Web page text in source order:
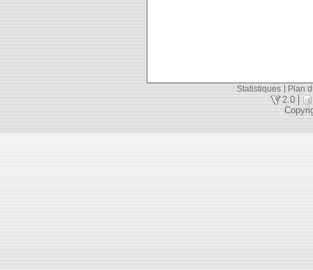
Statistiques Plan
2.0